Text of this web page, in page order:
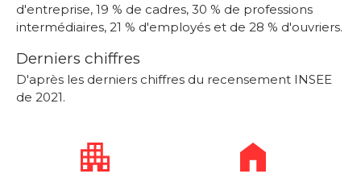
d'entreprise, 19 % de cadres, 30 % de professions
intermédiaires, 21 % d'employés et de 28 % d'ouvriers.
Derniers chiffres
D'après les derniers chiffres du recensement INSEE
de 2021.